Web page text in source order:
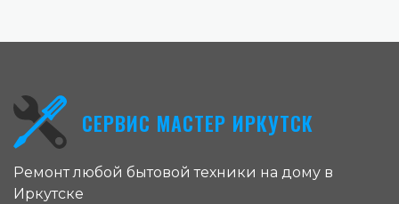
СЕРВИС МАСТЕР ИРКУТСК
Ремонт любой бытовой техники на дому в
Иркутске